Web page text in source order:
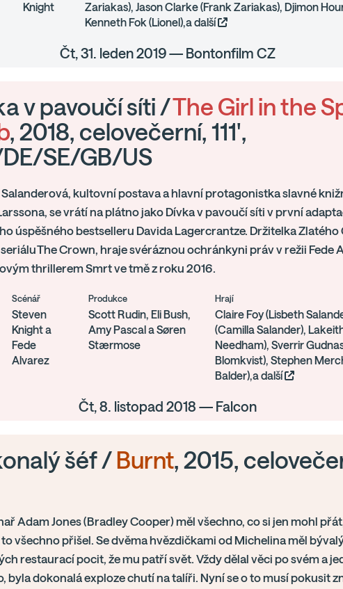
Knight
Zariakas), Jason Clarke (Frank Zariakas), Djimon
Kenneth Fok (Lionel),a další
Čt, 31. leden 2019 — Bontonfilm CZ
v pavoučí síti /The Girl in the
, 2018, celovečerní, 111',
SE/GB/US
kultovní postava a hlavní protagonistka slavné
se vrátí na plátno jako Dívka v pavoučí síti v první
úspěšného bestselleru Davida Lagercrantze. Držitelka Zlatého
The Crown, hraje svéráznou ochránkyni práv v režii Fede
thrillerem Smrt ve tmě z roku 2016.
Scénář
Steven
Knight a
Fede
Alvarez
Produkce
Scott Rudin, Eli Bush,
Amy Pascal a Søren
Stærmose
Hrají
Claire Foy (Lisbeth
(Camilla Salander),
Needham), Sverrir
Blomkvist), Stephen
Balder),a další
Čt, 8. listopad 2018 — Falcon
šéf /Burnt, 2015,
Adam Jones (Bradley Cooper) měl všechno, co si jen mohl
všechno přišel. Se dvěma hvězdičkami od Michelina měl
restaurací pocit, že mu patří svět. Vždy dělal věci po svém a
byla dokonalá exploze chutí na talíři. Nyní se o to musí pokusit